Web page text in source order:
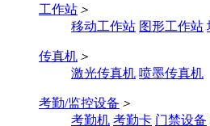
工作站 ＞
移动工作站 图形工作站
传真机 ＞
激光传真机 喷墨传真机
考勤/监控设备 ＞
考勤机 考勤卡 门禁设备